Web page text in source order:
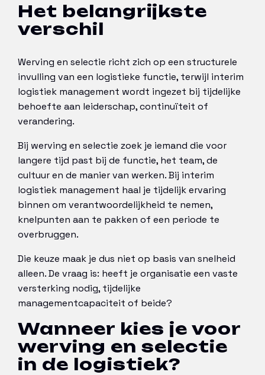
Het belangrijkste
verschil
Werving en selectie richt zich op een structurele
invulling van een logistieke functie, terwijl interim
logistiek management wordt ingezet bij tijdelijke
behoefte aan leiderschap, continuïteit of
verandering.
Bij werving en selectie zoek je iemand die voor
langere tijd past bij de functie, het team, de
cultuur en de manier van werken. Bij interim
logistiek management haal je tijdelijk ervaring
binnen om verantwoordelijkheid te nemen,
knelpunten aan te pakken of een periode te
overbruggen.
Die keuze maak je dus niet op basis van snelheid
alleen. De vraag is: heeft je organisatie een vaste
versterking nodig, tijdelijke
managementcapaciteit of beide?
Wanneer kies je voor
werving en selectie
in de logistiek?